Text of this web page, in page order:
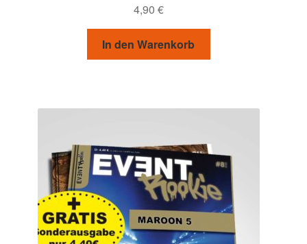
4,90 €
In den Warenkorb